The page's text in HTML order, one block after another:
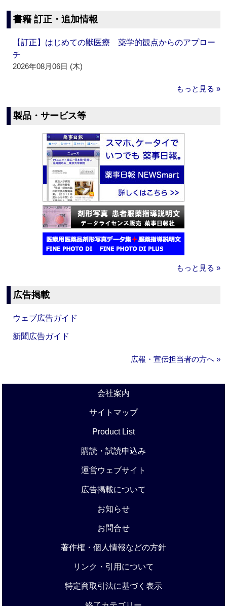
書籍 訂正・追加情報
【訂正】はじめての獣医療 薬学的観点からのアプロー
チ
2026年08月06日 (木)
もっと見る »
製品・サービス等
もっと見る »
広告掲載
ウェブ広告ガイド
新聞広告ガイド
広報・宣伝担当者の方へ »
会社案内
サイトマップ
Product List
購読・試読申込み
運営ウェブサイト
広告掲載について
お知らせ
お問合せ
著作権・個人情報などの方針
リンク・引用について
特定商取引法に基づく表示